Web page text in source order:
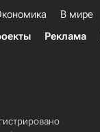
В мире
Реклама